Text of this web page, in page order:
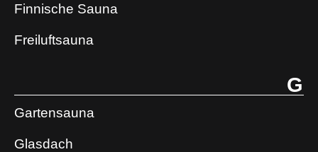
Finnische Sauna
Freiluftsauna
G
Gartensauna
Glasdach